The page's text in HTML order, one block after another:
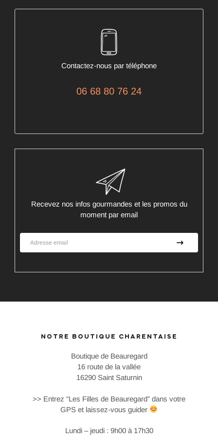
Contactez-nous par téléphone
06 68 80 76 24
Recevez nos infos gourmandes et les promos du
moment par email
NOTRE BOUTIQUE CHARENTAISE
Boutique de Beauregard
16 route de la vallée
16290 Saint Saturnin
>> Entrez “Les Filles de Beauregard” dans votre
GPS et laissez-vous guider
Lundi – jeudi : 9h00 à 17h30